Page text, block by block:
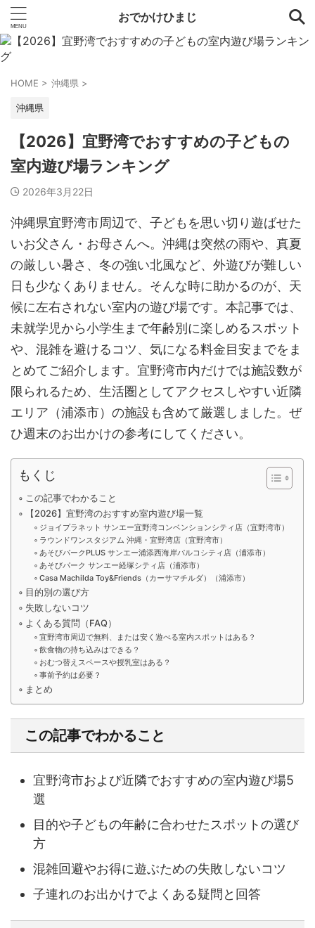
おでかけひまじ
HOME > 沖縄県 >
沖縄県
【2026】宜野湾でおすすめの子どもの
室内遊び場ランキング
2026年3月22日
沖縄県宜野湾市周辺で、子どもを思い切り遊ばせた
いお父さん・お母さんへ。沖縄は突然の雨や、真夏
の厳しい暑さ、冬の強い北風など、外遊びが難しい
日も少なくありません。そんな時に助かるのが、天
候に左右されない室内の遊び場です。本記事では、
未就学児から小学生まで年齢別に楽しめるスポット
や、混雑を避けるコツ、気になる料金目安までをま
とめてご紹介します。宜野湾市内だけでは施設数が
限られるため、生活圏としてアクセスしやすい近隣
エリア（浦添市）の施設も含めて厳選しました。ぜ
ひ週末のお出かけの参考にしてください。
もくじ
この記事でわかること
【2026】宜野湾のおすすめ室内遊び場一覧
ジョイプラネット サンエー宜野湾コンベンションシティ店（宜野湾市）
ラウンドワンスタジアム 沖縄・宜野湾店（宜野湾市）
あそびパークPLUS サンエー浦添西海岸パルコシティ店（浦添市）
あそびパーク サンエー経塚シティ店（浦添市）
Casa Machilda Toy&Friends（カーサマチルダ）（浦添市）
目的別の選び方
失敗しないコツ
よくある質問（FAQ）
宜野湾市周辺で無料、または安く遊べる室内スポットはある？
飲食物の持ち込みはできる？
おむつ替えスペースや授乳室はある？
事前予約は必要？
まとめ
この記事でわかること
宜野湾市および近隣でおすすめの室内遊び場5
選
目的や子どもの年齢に合わせたスポットの選び
方
混雑回避やお得に遊ぶための失敗しないコツ
子連れのお出かけでよくある疑問と回答